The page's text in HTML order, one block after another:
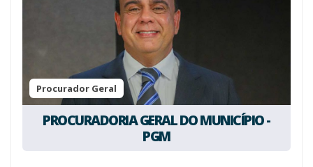
Procurador Geral
PROCURADORIA GERAL DO MUNICÍPIO -
PGM